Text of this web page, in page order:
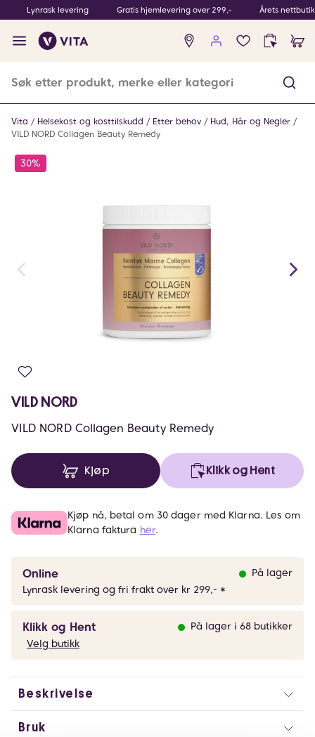
Lynrask levering Gratis hjemlevering over 299,- Årets
Ingen
produkter
Vita Helsekost og kosttilskudd Etter behov
Hud, Hår og Negler
VILD NORD Collagen Beauty Remedy
30%
VILD NORD
VILD NORD Collagen Beauty Remedy
Kjøp Klikk og Hent
Kjøp nå, betal om 30 dager med Klarna. Les om
Klarna faktura her.
Online
På lager
Lynrask levering og fri frakt over kr 299,- *
Klikk og Hent
På lager i 68 butikker
Velg butikk
Beskrivelse
Bruk